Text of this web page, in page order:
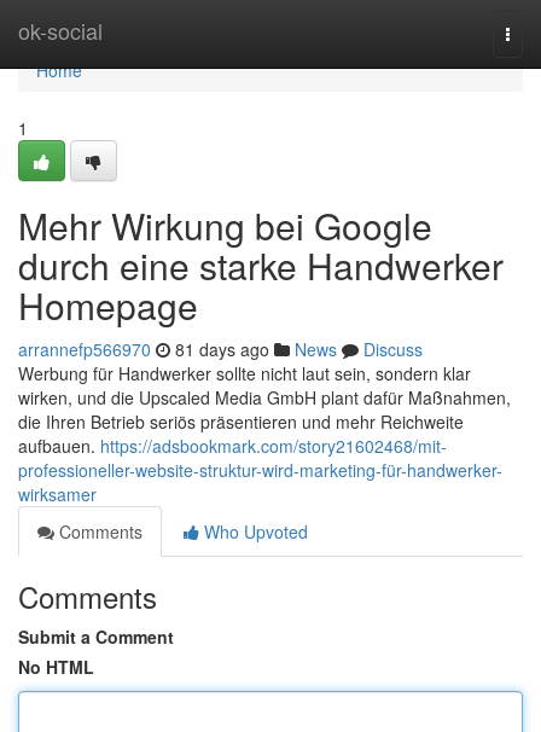
ok-social
Home
Home
1
Mehr Wirkung bei Google
durch eine starke Handwerker
Homepage
arrannefp566970 81 days ago News
Discuss
Werbung für Handwerker sollte nicht laut sein, sondern klar
wirken, und die Upscaled Media GmbH plant dafür Maßnahmen,
die Ihren Betrieb seriös präsentieren und mehr Reichweite
aufbauen. https://adsbookmark.com/story21602468/mit-
professioneller-website-struktur-wird-marketing-für-handwerker-
wirksamer
Comments
Who Upvoted
Comments
Submit a Comment
No HTML